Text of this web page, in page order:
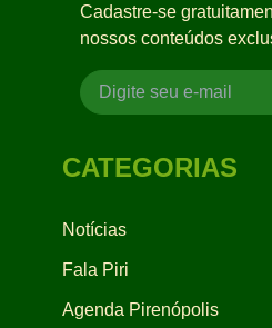
Cadastre-se
nossos conteúdos
CATEGORIAS
Notícias
Fala Piri
Agenda Pirenópolis